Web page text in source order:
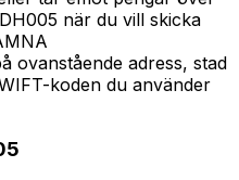
när du vill skicka
ovanstående adress, stad
koden du använder